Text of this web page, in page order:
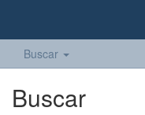
Buscar
Buscar